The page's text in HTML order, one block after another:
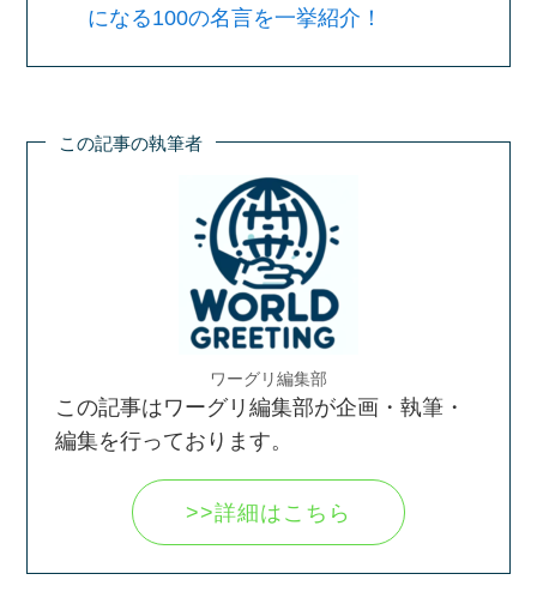
になる100の名言を一挙紹介！
この記事の執筆者
ワーグリ編集部
この記事はワーグリ編集部が企画・執筆・
編集を行っております。
>>詳細はこちら